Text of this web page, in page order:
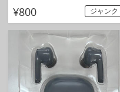
¥800 ジャンク